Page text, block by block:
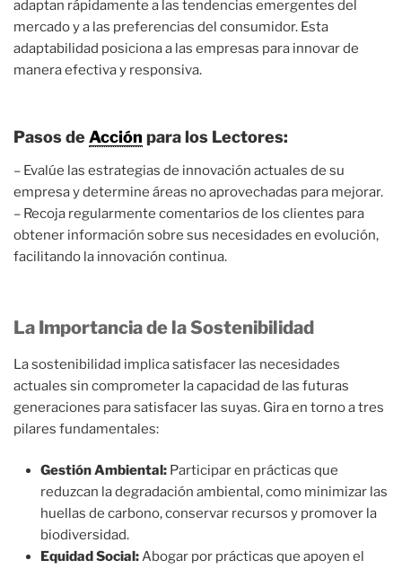
adaptan rápidamente a las tendencias emergentes del
mercado y a las preferencias del consumidor. Esta
adaptabilidad posiciona a las empresas para innovar de
manera efectiva y responsiva.
Pasos de Acción para los Lectores:
– Evalúe las estrategias de innovación actuales de su
empresa y determine áreas no aprovechadas para mejorar.
– Recoja regularmente comentarios de los clientes para
obtener información sobre sus necesidades en evolución,
facilitando la innovación continua.
La Importancia de la Sostenibilidad
La sostenibilidad implica satisfacer las necesidades
actuales sin comprometer la capacidad de las futuras
generaciones para satisfacer las suyas. Gira en torno a tres
pilares fundamentales:
Gestión Ambiental: Participar en prácticas que
reduzcan la degradación ambiental, como minimizar las
huellas de carbono, conservar recursos y promover la
biodiversidad.
Equidad Social:Abogar por prácticas que apoyen el